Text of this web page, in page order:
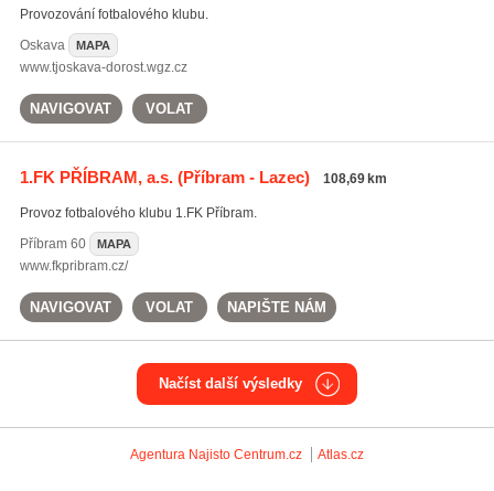
Provozování fotbalového klubu.
Oskava
MAPA
www.tjoskava-dorost.wgz.cz
NAVIGOVAT VOLAT
1.FK PŘÍBRAM, a.s.(Příbram - Lazec) 108,69 km
Provoz fotbalového klubu 1.FK Příbram.
Příbram60 MAPA
www.fkpribram.cz/
NAVIGOVAT VOLAT NAPIŠTE NÁM
Načíst další výsledky
Agentura Najisto Centrum.cz Atlas.cz